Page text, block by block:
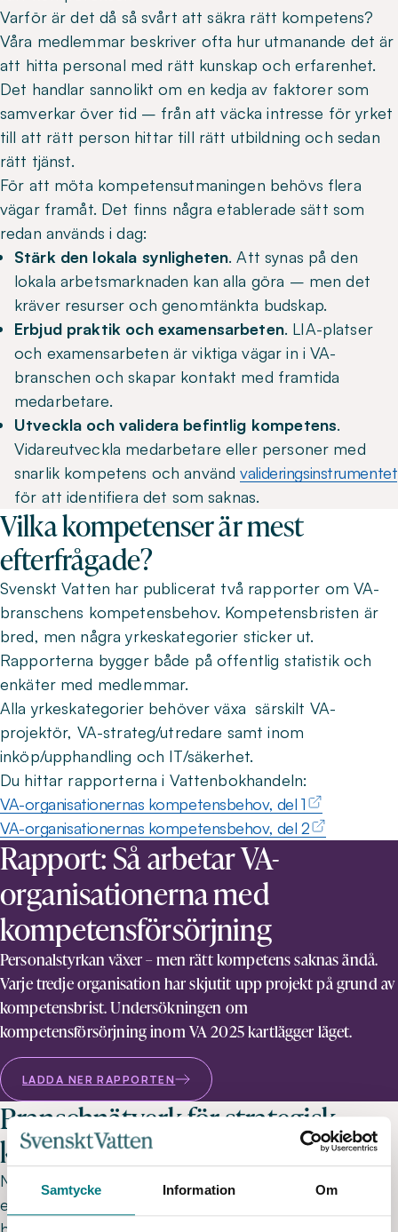
Samtycke Information Om
Varför är det då så svårt att säkra rätt kompetens?
Våra medlemmar beskriver ofta hur utmanande det är
att hitta personal med rätt kunskap och erfarenhet.
Det handlar sannolikt om en kedja av faktorer som
samverkar över tid – från att väcka intresse för yrket
till att rätt person hittar till rätt utbildning och sedan
rätt tjänst.
För att möta kompetensutmaningen behövs flera
vägar framåt. Det finns några etablerade sätt som
redan används i dag:
Stärk den lokala synligheten. Att synas på den
lokala arbetsmarknaden kan alla göra – men det
kräver resurser och genomtänkta budskap.
Erbjud praktik och examensarbeten. LIA-platser
och examensarbeten är viktiga vägar in i VA-
branschen och skapar kontakt med framtida
medarbetare.
Utveckla och validera befintlig kompetens.
Vidareutveckla medarbetare eller personer med
snarlik kompetens och användvalideringsinstrumentet
för att identifiera det som saknas.
Vilka kompetenser är mest
efterfrågade?
Svenskt Vatten har publicerat två rapporter om VA-
branschens kompetensbehov. Kompetensbristen är
bred, men några yrkeskategorier sticker ut.
Rapporterna bygger både på offentlig statistik och
enkäter med medlemmar.
Alla yrkeskategorier behöver växa särskilt VA-
projektör, VA-strateg/utredare samt inom
inköp/upphandling och IT/säkerhet.
Du hittar rapporterna i Vattenbokhandeln:
VA-organisationernas kompetensbehov, del 1
VA-organisationernas kompetensbehov, del 2
Rapport: Så arbetar VA-
organisationerna med
kompetensförsörjning
Personalstyrkan växer – men rätt kompetens saknas ändå.
Varje tredje organisation har skjutit upp projekt på grund av
kompetensbrist. Undersökningen om
kompetensförsörjning inom VA 2025 kartlägger läget.
LADDA NER RAPPORTEN
Branschnätverk för strategisk
kompetensförsörjning
Nätverket är en gemensam arena för kunskaps- och
erfarenhetsutbyte samt inspiration möta VA-